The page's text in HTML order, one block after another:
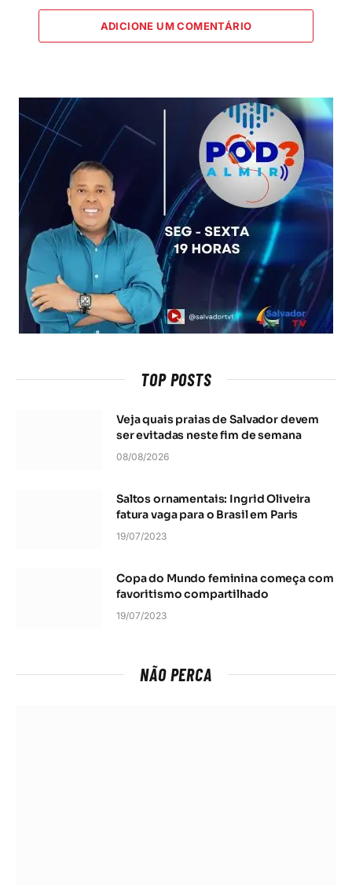
ADICIONE UM COMENTÁRIO
TOP POSTS
Veja quais praias de Salvador devem
ser evitadas neste fim de semana
08/08/2026
Saltos ornamentais: Ingrid Oliveira
fatura vaga para o Brasil em Paris
19/07/2023
Copa do Mundo feminina começa com
favoritismo compartilhado
19/07/2023
NÃO PERCA